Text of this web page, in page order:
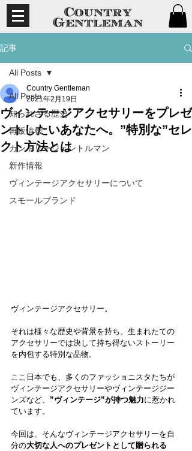
記事
All Posts
知られざる歴史
再販情報
カントリージェントルマン
新作情報
ヴィンテージアクセサリーについて
スモールブランド
All Posts
ヴィンテージアクセサリーをプレゼ
ントしたいあなたへ。”特別な”セレ
クト方法とは
Country Gentleman
2021年2月19日
ヴィンテージアクセサリー。
それは様々な歴史や背景を持ち、生まれたての
アクセサリーでは決して持ち得ないストーリー
を内包する特別な品物。
ここ日本でも、多くのファッショニスタたちが
ヴィンテージアクセサリーやヴィンテージジー
ンズなど、 ”ヴィンテージ”が持つ魅力に惹かれ
ています。
今回は、そんなヴィンテージアクセサリーを自
分の大切な人へのプレゼントとして贈られる